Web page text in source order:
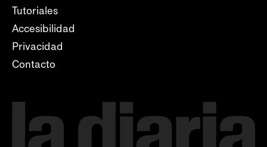
Tutoriales
Accesibilidad
Privacidad
Contacto